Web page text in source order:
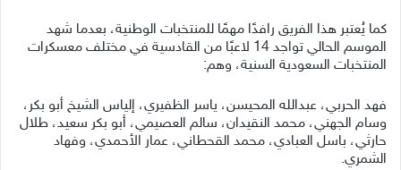
كما يُعتبر هذا الفريق رافدًا مهمًا للمنتخبات الوطنية، بعدما شهد
الموسم الحالي تواجد 14 لاعبًا من القادسية في مختلف معسكرات
المنتخبات السعودية السنية، وهم:
فهد الحربي، عبدالله المحيسن، ياسر الظفيري، إلياس الشيخ أبو بكر،
وسام الجهني، محمد النقيدان، سالم العصيمي، أبو بكر سعيد، طلال
حارثي، باسل العبادي، محمد القحطاني، عمار الأحمدي، وفهاد
الشمري.